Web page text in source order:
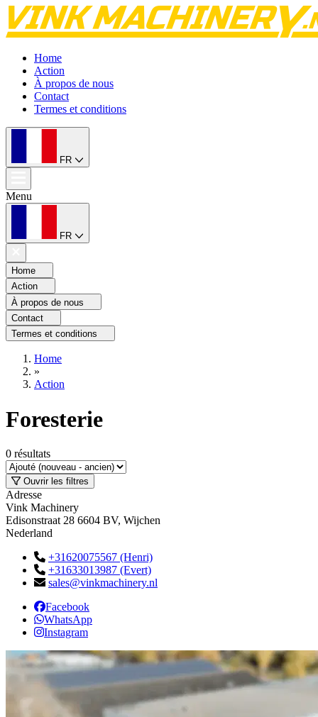
Home
Action
À propos de nous
Contact
Termes et conditions
FR
Menu
FR
Home
Action
À propos de nous
Contact
Termes et conditions
Home
»
Action
Foresterie
0 résultats
Ouvrir les filtres
Adresse
Vink Machinery
Edisonstraat 28 6604 BV, Wijchen
Nederland
+31620075567 (Henri)
+31633013987 (Evert)
sales@vinkmachinery.nl
Facebook
WhatsApp
Instagram